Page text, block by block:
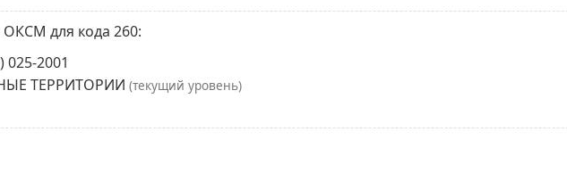
ОКСМ для кода 260:
2001
ТЕРРИТОРИИ (текущий уровень)